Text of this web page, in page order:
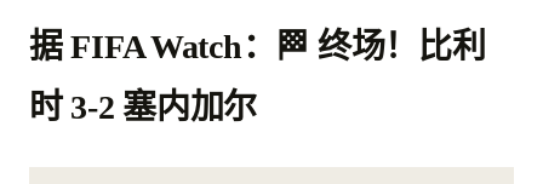
据 FIFA Watch：🏁 终场！比利
时 3-2 塞内加尔